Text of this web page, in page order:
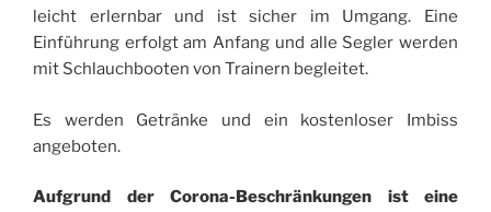
leicht erlernbar und ist sicher im Umgang. Eine
Einführung erfolgt am Anfang und alle Segler werden
mit Schlauchbooten von Trainern begleitet.
Es werden Getränke und ein kostenloser Imbiss
angeboten.
Aufgrund der Corona-Beschränkungen ist eine